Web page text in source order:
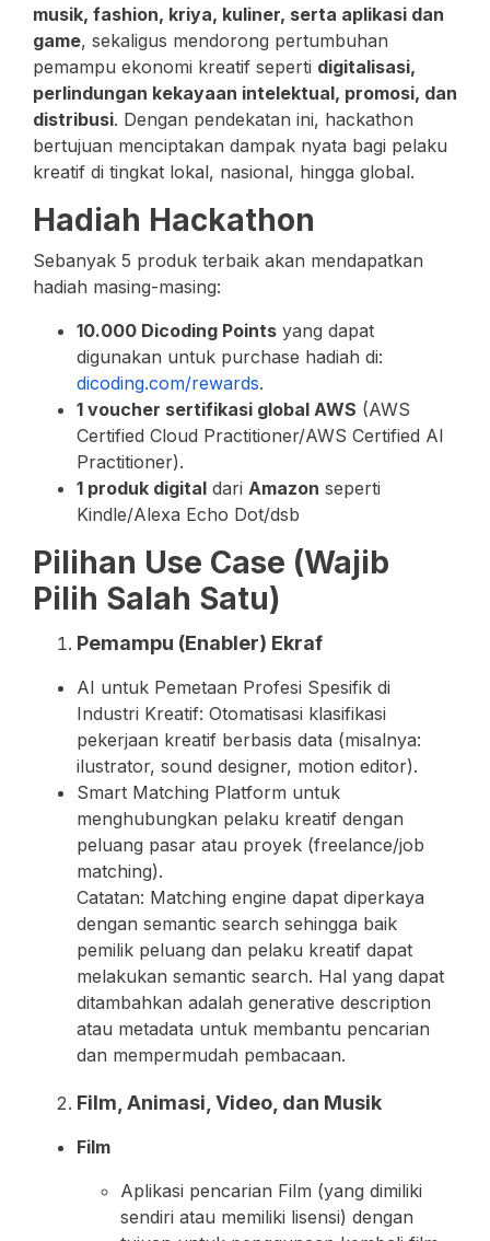
musik, fashion, kriya, kuliner, serta aplikasi dan
game, sekaligus mendorong pertumbuhan
pemampu ekonomi kreatif seperti digitalisasi,
perlindungan kekayaan intelektual, promosi, dan
distribusi. Dengan pendekatan ini, hackathon
bertujuan menciptakan dampak nyata bagi pelaku
kreatif di tingkat lokal, nasional, hingga global.
Hadiah Hackathon
Sebanyak 5 produk terbaik akan mendapatkan
hadiah masing-masing:
10.000 Dicoding Points yang dapat
digunakan untuk purchase hadiah di:
dicoding.com/rewards.
1 voucher sertifikasi global AWS (AWS
Certified Cloud Practitioner/AWS Certified AI
Practitioner).
1 produk digital dari Amazon seperti
Kindle/Alexa Echo Dot/dsb
Pilihan Use Case (Wajib
Pilih Salah Satu)
Pemampu (Enabler) Ekraf
AI untuk Pemetaan Profesi Spesifik di
Industri Kreatif: Otomatisasi klasifikasi
pekerjaan kreatif berbasis data (misalnya:
ilustrator, sound designer, motion editor).
Smart Matching Platform untuk
menghubungkan pelaku kreatif dengan
peluang pasar atau proyek (freelance/job
matching).
Catatan: Matching engine dapat diperkaya
dengan semantic search sehingga baik
pemilik peluang dan pelaku kreatif dapat
melakukan semantic search. Hal yang dapat
ditambahkan adalah generative description
atau metadata untuk membantu pencarian
dan mempermudah pembacaan.
Film, Animasi, Video, dan Musik
Film
Aplikasi pencarian Film (yang dimiliki
sendiri atau memiliki lisensi) dengan